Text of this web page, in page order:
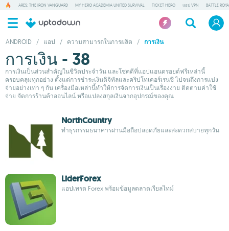
ARES: THE IRON VANGUARD MY HERO ACADEMIA UNITED SURVIVAL TICKET HERO แอป VPN BATTLE
ANDROID / แอป / ความสามารถในการผลิต / การเงิน
การเงิน - 38
การเงินเป็นส่วนสำคัญในชีวิตประจำวัน และโชคดีที่แอปแอนดรอยด์ฟรีเหล่านี้
ครอบคลุมทุกอย่าง ตั้งแต่การชำระเงินดิจิทัลและคริปโทเคอร์เรนซี ไปจนถึงการแบ่ง
จ่ายอย่างเท่า ๆ กัน เครื่องมือเหล่านี้ทำให้การจัดการเงินเป็นเรื่องง่าย ติดตามค่าใช้
จ่าย จัดการร้านค้าออนไลน์ หรือแปลงสกุลเงินจากอุปกรณ์ของคุณ
NorthCountry
ทำธุรกรรมธนาคารผ่านมือถือปลอดภัยและสะดวกสบายทุกวัน
LiderForex
แอปเทรด Forex พร้อมข้อมูลตลาดเรียลไทม์